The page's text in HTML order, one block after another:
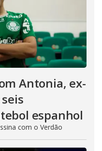
Antonia, ex-
espanhol
com o Verdão